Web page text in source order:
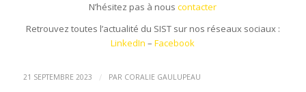
N’hésitez pas à nouscontacter
Retrouvez toutes l’actualité du SIST sur nos réseaux sociaux :
LinkedIn –Facebook
21 SEPTEMBRE 2023 / PAR CORALIE GAULUPEAU